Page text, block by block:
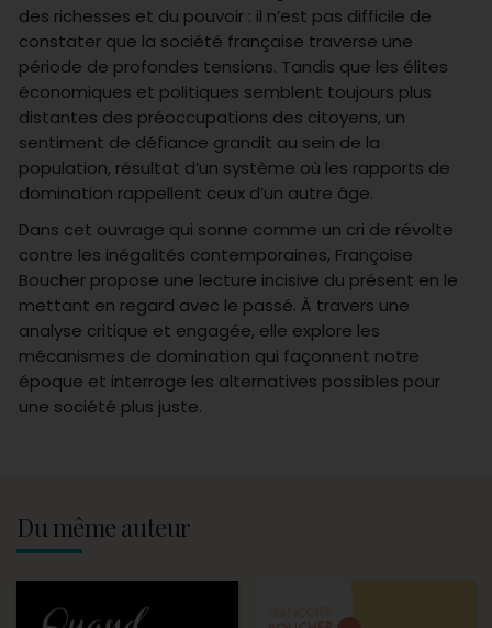
des richesses et du pouvoir : il n’est pas difficile de
constater que la société française traverse une
période de profondes tensions. Tandis que les élites
économiques et politiques semblent toujours plus
distantes des préoccupations des citoyens, un
sentiment de défiance grandit au sein de la
population, résultat d’un système où les rapports de
domination rappellent ceux d’un autre âge.
Dans cet ouvrage qui sonne comme un cri de révolte
contre les inégalités contemporaines, Françoise
Boucher propose une lecture incisive du présent en le
mettant en regard avec le passé. À travers une
analyse critique et engagée, elle explore les
mécanismes de domination qui façonnent notre
époque et interroge les alternatives possibles pour
une société plus juste.
Du même auteur